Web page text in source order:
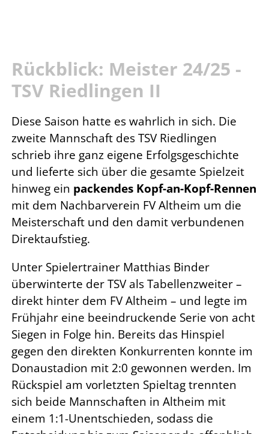
Rückblick: Meister 24/25 -
TSV Riedlingen II
Diese Saison hatte es wahrlich in sich. Die
zweite Mannschaft des TSV Riedlingen
schrieb ihre ganz eigene Erfolgsgeschichte
und lieferte sich über die gesamte Spielzeit
hinweg ein packendes Kopf-an-Kopf-Rennen
mit dem Nachbarverein FV Altheim um die
Meisterschaft und den damit verbundenen
Direktaufstieg.
Unter Spielertrainer Matthias Binder
überwinterte der TSV als Tabellenzweiter –
direkt hinter dem FV Altheim – und legte im
Frühjahr eine beeindruckende Serie von acht
Siegen in Folge hin. Bereits das Hinspiel
gegen den direkten Konkurrenten konnte im
Donaustadion mit 2:0 gewonnen werden. Im
Rückspiel am vorletzten Spieltag trennten
sich beide Mannschaften in Altheim mit
einem 1:1-Unentschieden, sodass die